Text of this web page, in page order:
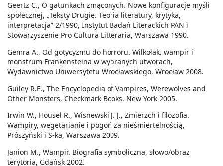
Geertz C., O gatunkach zmąconych. Nowe konfiguracje myśli
społecznej, „Teksty Drugie. Teoria literatury, krytyka,
interpretacja” 2/1990, Instytut Badań Literackich PAN i
Stowarzyszenie Pro Cultura Litteraria, Warszawa 1990.
Gemra A., Od gotycyzmu do horroru. Wilkołak, wampir i
monstrum Frankensteina w wybranych utworach,
Wydawnictwo Uniwersytetu Wrocławskiego, Wrocław 2008.
Guiley R.E., The Encyclopedia of Vampires, Werewolves and
Other Monsters, Checkmark Books, New York 2005.
Irwin W., Housel R., Wisnewski J. J., Zmierzch i filozofia.
Wampiry, wegetarianie i pogoń za nieśmiertelnością,
Prószyński i S-ka, Warszawa 2009.
Janion M., Wampir. Biografia symboliczna, słowo/obraz
terytoria, Gdańsk 2002.